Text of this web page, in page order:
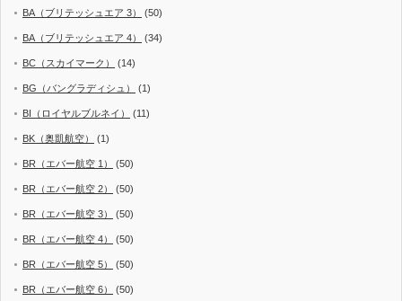
BA（ブリテッシュエア 3） (50)
BA（ブリテッシュエア 4） (34)
BC（スカイマーク） (14)
BG（バングラディシュ） (1)
BI（ロイヤルブルネイ） (11)
BK（奥凱航空） (1)
BR（エバー航空 1） (50)
BR（エバー航空 2） (50)
BR（エバー航空 3） (50)
BR（エバー航空 4） (50)
BR（エバー航空 5） (50)
BR（エバー航空 6） (50)